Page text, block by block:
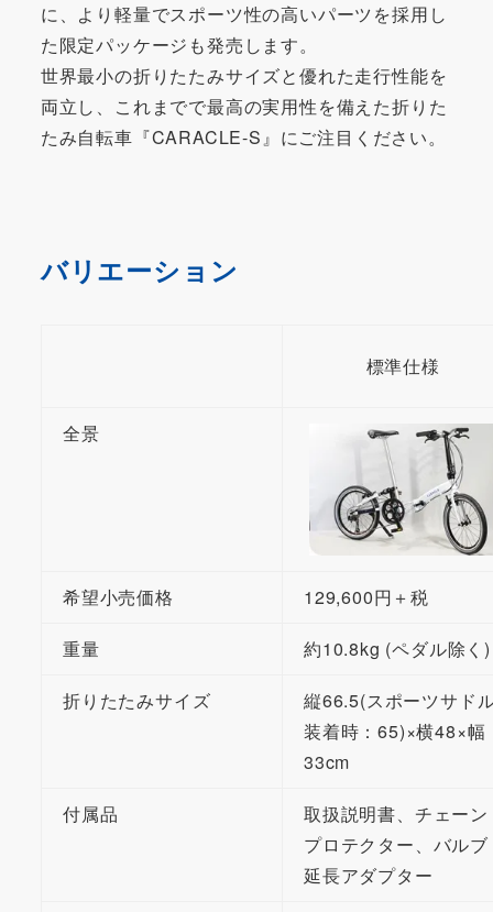
に、より軽量でスポーツ性の高いパーツを採用し
た限定パッケージも発売します。
世界最小の折りたたみサイズと優れた走行性能を
両立し、これまでで最高の実用性を備えた折りた
たみ自転車『CARACLE-S』にご注目ください。
バリエーション
標準仕様
全景
希望小売価格 129,600円＋税
重量 約10.8kg (ペダル除く)
折りたたみサイズ
縦66.5(スポーツサド
装着時：65)×横48×幅
33cm
付属品
取扱説明書、チェーン
プロテクター、バルブ
延長アダプター